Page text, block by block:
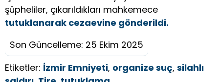
şüpheliler, çıkarıldıkları mahkemece
tutuklanarak cezaevine gönderildi.
Son Güncelleme: 25 Ekim 2025
Etiketler: İzmir Emniyeti, organize suç, silahlı